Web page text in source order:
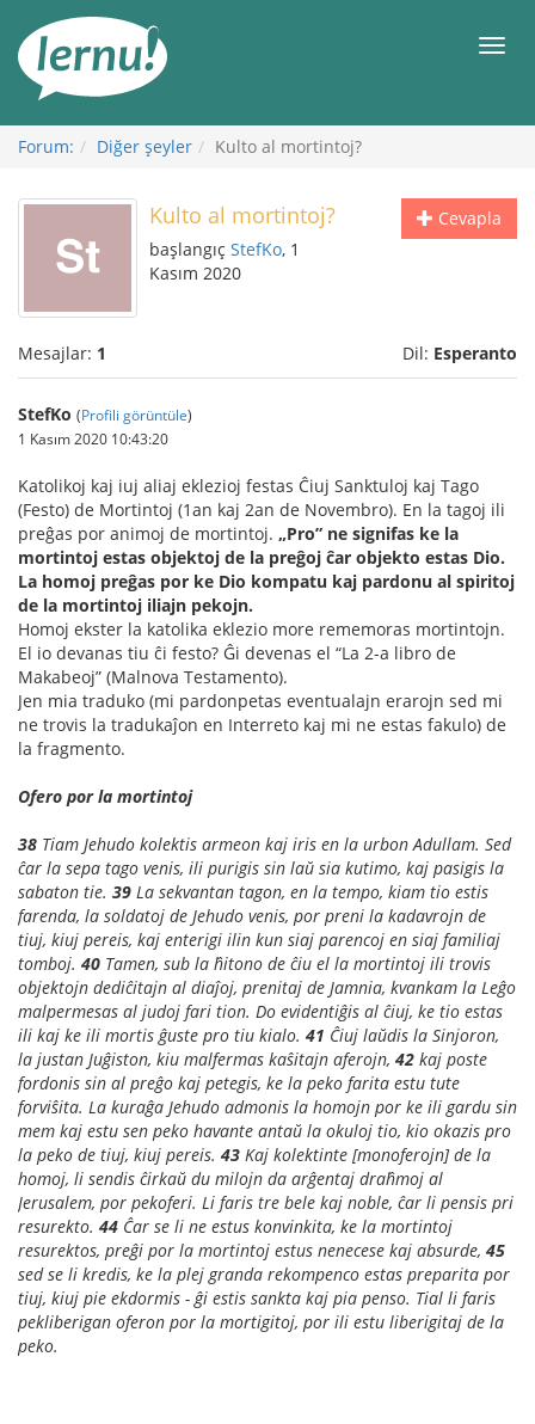
Görüntüleme
Forum: Diğer şeyler Kulto al mortintoj?
Cevapla
Kulto al mortintoj?
başlangıç StefKo, 1
Kasım 2020
Mesajlar: 1 Dil: Esperanto
StefKo (Profili görüntüle)
1 Kasım 2020 10:43:20
Katolikoj kaj iuj aliaj eklezioj festas Ĉiuj Sanktuloj kaj Tago
(Festo) de Mortintoj (1an kaj 2an de Novembro). En la tagoj ili
preĝas por animoj de mortintoj. „Pro” ne signifas ke la
mortintoj estas objektoj de la preĝoj ĉar objekto estas Dio.
La homoj preĝas por ke Dio kompatu kaj pardonu al spiritoj
de la mortintoj iliajn pekojn.
Homoj ekster la katolika eklezio more rememoras mortintojn.
El io devanas tiu ĉi festo? Ĝi devenas el “La 2-a libro de
Makabeoj” (Malnova Testamento).
Jen mia traduko (mi pardonpetas eventualajn erarojn sed mi
ne trovis la tradukaĵon en Interreto kaj mi ne estas fakulo) de
la fragmento.
Ofero por la mortintoj
38 Tiam Jehudo kolektis armeon kaj iris en la urbon Adullam. Sed
ĉar la sepa tago venis, ili purigis sin laŭ sia kutimo, kaj pasigis la
sabaton tie. 39 La sekvantan tagon, en la tempo, kiam tio estis
farenda, la soldatoj de Jehudo venis, por preni la kadavrojn de
tiuj, kiuj pereis, kaj enterigi ilin kun siaj parencoj en siaj familiaj
tomboj. 40 Tamen, sub la ĥitono de ĉiu el la mortintoj ili trovis
objektojn dediĉitajn al diaĵoj, prenitaj de Jamnia, kvankam la Leĝo
malpermesas al judoj fari tion. Do evidentiĝis al ĉiuj, ke tio estas
ili kaj ke ili mortis ĝuste pro tiu kialo. 41 Ĉiuj laŭdis la Sinjoron,
la justan Juĝiston, kiu malfermas kaŝitajn aferojn, 42 kaj poste
fordonis sin al preĝo kaj petegis, ke la peko farita estu tute
forviŝita. La kuraĝa Jehudo admonis la homojn por ke ili gardu sin
mem kaj estu sen peko havante antaŭ la okuloj tio, kio okazis pro
la peko de tiuj, kiuj pereis. 43 Kaj kolektinte [monoferojn] de la
homoj, li sendis ĉirkaŭ du milojn da arĝentaj draĥmoj al
Jerusalem, por pekoferi. Li faris tre bele kaj noble, ĉar li pensis pri
resurekto. 44 Ĉar se li ne estus konvinkita, ke la mortintoj
resurektos, preĝi por la mortintoj estus nenecese kaj absurde, 45
sed se li kredis, ke la plej granda rekompenco estas preparita por
tiuj, kiuj pie ekdormis - ĝi estis sankta kaj pia penso. Tial li faris
pekliberigan oferon por la mortigitoj, por ili estu liberigitaj de la
peko.